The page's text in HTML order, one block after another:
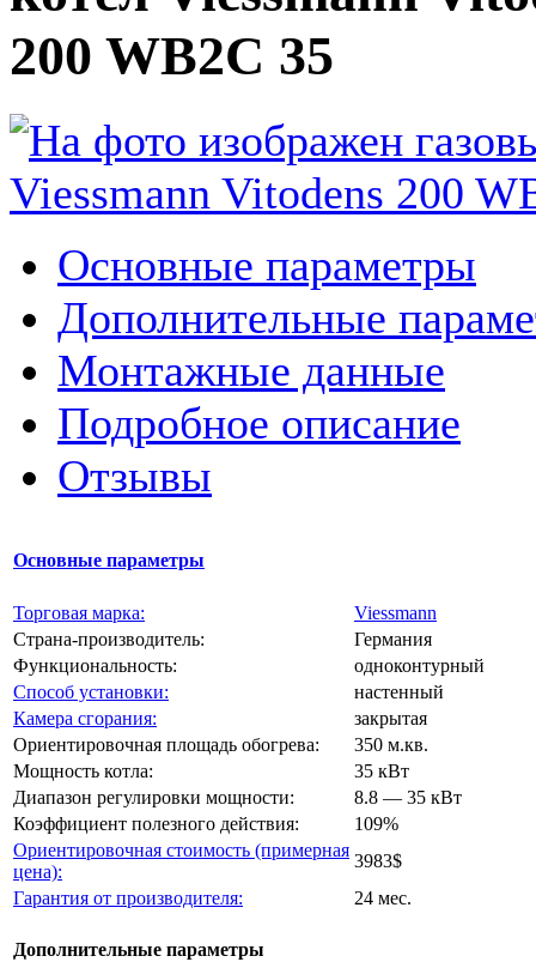
200 WB2C 35
Основные параметры
Дополнительные
Монтажные данные
Подробное описание
Отзывы
Основные параметры
Торговая марка:
Viessmann
Страна-производитель:
Германия
Функциональность:
одноконтурный
Способ установки:
настенный
Камера сгорания:
закрытая
Ориентировочная площадь обогрева:
350 м.кв.
Мощность котла:
35 кВт
Диапазон регулировки мощности:
8.8 — 35 кВт
Коэффициент полезного действия:
109%
Ориентировочная стоимость (примерная
цена):
3983$
Гарантия от производителя:
24 мес.
Дополнительные параметры